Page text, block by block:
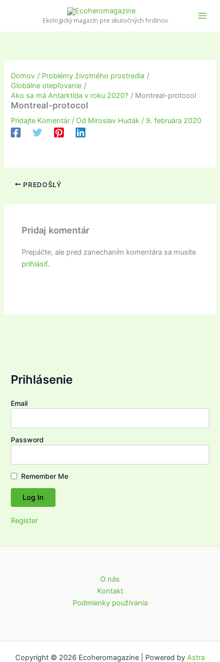
Ekologický magazín pre skutočných hrdinov
Domov
Problémy životného prostredia
Globálne otepľovanie
Ako sa má Antarktída v roku 2020?
Montreal-protocol
Montreal-protocol
Pridajte Komentár / Od Miroslav Hudák / 9. februára 2020
PREDOŠLÝ
Pridaj komentár
Prepáčte, ale pred zanechaním komentára sa musíte
prihlásiť.
Prihlásenie
Email
Password
Remember Me
Register
O nás
Kontakt
Podmienky používania
Copyright © 2026 Ecoheromagazine | Powered by Astra